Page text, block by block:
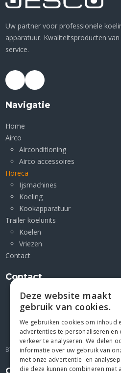
Uw partner voor professionele
apparatuur. Kwaliteitsproducten
service.
Navigatie
Home
Airco
Airconditioning
Airco accessoires
Horeca
Ijsmachines
Koeling
Kookapparatuur
Trailer koelunits
Koelen
Vriezen
Contact
Contact
Kleimoer 1 F
9030 Mariakerke
+32 9/2823227
gio@jesco4u.be
BTW BE 0439.072.676
Deze website maakt
gebruik van cookies.
We gebruiken cookies om inhoud
advertenties te personaliseren en
verkeer te analyseren. We delen
informatie over uw gebruik van
met onze advertentie- en
die deze kunnen combineren met